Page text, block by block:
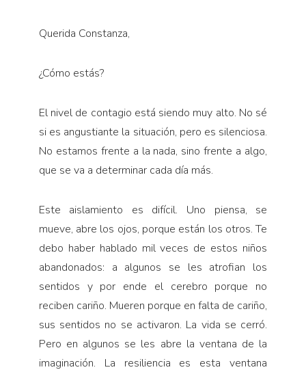
Querida Constanza,
¿Cómo estás?
El nivel de contagio está siendo muy alto. No sé
si es angus­tiante la situación, pero es silenciosa.
No estamos frente a la nada, sino frente a algo,
que se va a determinar cada día más.
Este aislamiento es difícil. Uno piensa, se
mueve, abre los ojos, porque están los otros. Te
debo haber hablado mil veces de estos niños
abandonados: a algunos se les atrofian los
sentidos y por ende el cerebro porque no
reciben cariño. Mueren porque en falta de cariño,
sus sentidos no se activaron. La vida se cerró.
Pero en algunos se les abre la ventana de la
imaginación. La resiliencia es esta ventana